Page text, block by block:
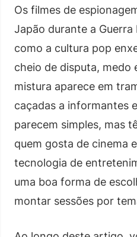
Os filmes de
Japão durante a
como a cultura pop
cheio de disputa, medo
mistura aparece em
caçadas a informantes
parecem simples, mas
quem gosta de cinema
tecnologia de
uma boa forma de
montar sessões por